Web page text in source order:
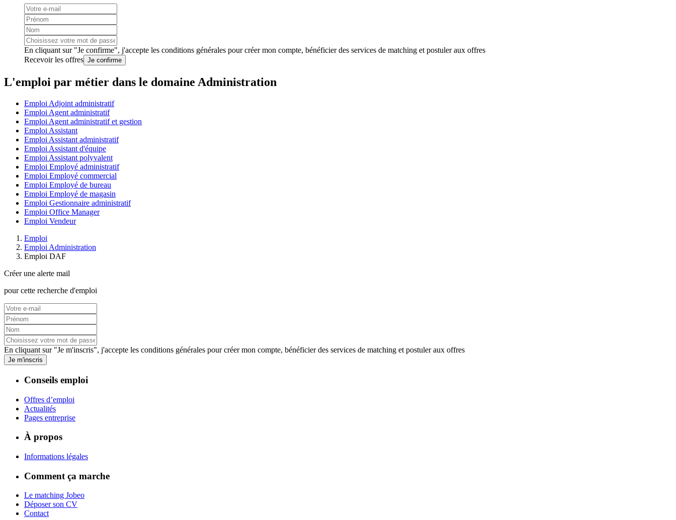
En cliquant sur "Je confirme", j'accepte les conditions générales pour créer mon compte, bénéficier des services de matching et postuler aux offres
Recevoir les offres Je confirme
L'emploi par métier dans le domaine Administration
Emploi Adjoint administratif
Emploi Agent administratif
Emploi Agent administratif et gestion
Emploi Assistant
Emploi Assistant administratif
Emploi Assistant d'équipe
Emploi Assistant polyvalent
Emploi Employé administratif
Emploi Employé commercial
Emploi Employé de bureau
Emploi Employé de magasin
Emploi Gestionnaire administratif
Emploi Office Manager
Emploi Vendeur
Emploi
Emploi Administration
Emploi DAF
Créer une alerte mail
pour cette recherche d'emploi
En cliquant sur "Je m'inscris", j'accepte les conditions générales pour créer mon compte, bénéficier des services de matching et postuler aux offres
Je m'inscris
Conseils emploi
Offres d’emploi
Actualités
Pages entreprise
À propos
Informations légales
Comment ça marche
Le matching Jobeo
Déposer son CV
Contact